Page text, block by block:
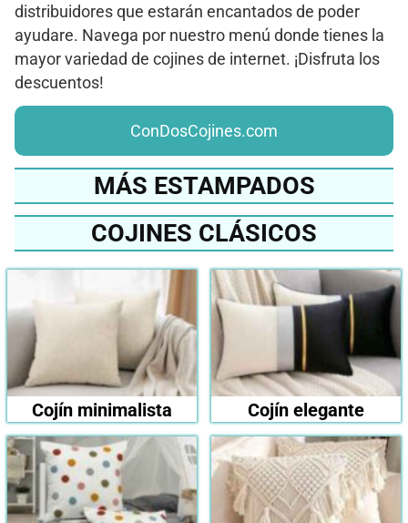
distribuidores que estarán encantados de poder
ayudare. Navega por nuestro menú donde tienes la
mayor variedad de cojines de internet. ¡Disfruta los
descuentos!
ConDosCojines.com
MÁS ESTAMPADOS
COJINES CLÁSICOS
Cojín minimalista Cojín elegante